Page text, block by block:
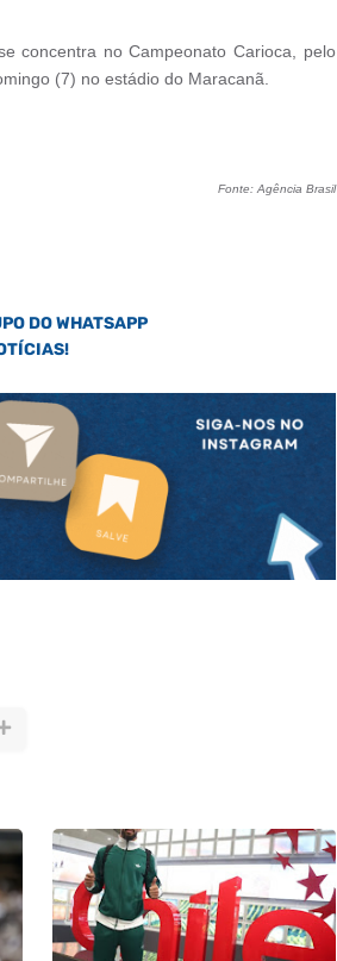
concentra no Campeonato Carioca, pelo
(7) no estádio do Maracanã.
Fonte: Agência Brasil
DO WHATSAPP